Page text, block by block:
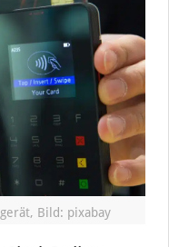
Bild: pixabay